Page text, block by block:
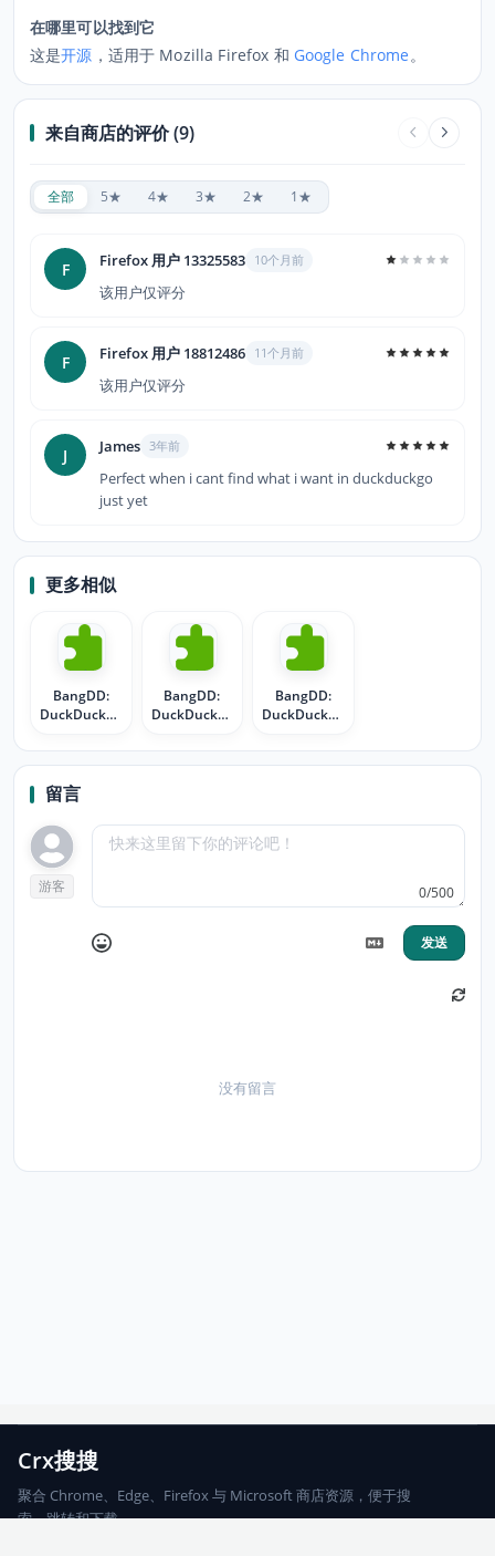
在哪里可以找到它
这是开源 ，适用于 Mozilla Firefox 和 Google Chrome。
来自商店的评价 (9)
全部 5★ 4★ 3★ 2★ 1★
F Firefox 用户 13325583 10个月前
该用户仅评分
F Firefox 用户 18812486 11个月前
该用户仅评分
J James 3年前
Perfect when i cant find what i want in duckduckgo
just yet
更多相似
BangDD:
DuckDuckGo
Buttons
BangDD:
DuckDuckGo
Buttons
BangDD:
DuckDuckGo
Buttons
留言
游客 0/500
发送
没有留言
Crx搜搜
聚合 Chrome、Edge、Firefox 与 Microsoft 商店资源，便于搜
索、跳转和下载。